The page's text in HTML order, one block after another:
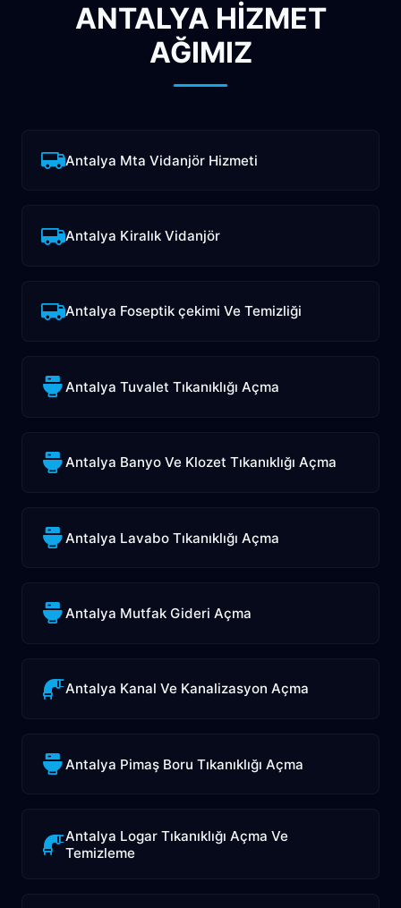
ANTALYA HİZMET
AĞIMIZ
Antalya Mta Vidanjör Hizmeti
Antalya Kiralık Vidanjör
Antalya Foseptik çekimi Ve Temizliği
Antalya Tuvalet Tıkanıklığı Açma
Antalya Banyo Ve Klozet Tıkanıklığı Açma
Antalya Lavabo Tıkanıklığı Açma
Antalya Mutfak Gideri Açma
Antalya Kanal Ve Kanalizasyon Açma
Antalya Pimaş Boru Tıkanıklığı Açma
Antalya Logar Tıkanıklığı Açma Ve
Temizleme